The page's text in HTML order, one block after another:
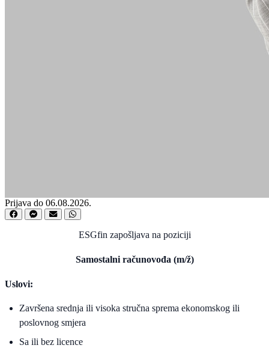
Prijava do 06.08.2026.
ESGfin zapošljava na poziciji
Samostalni računovođa (m/ž)
Uslovi:
Završena srednja ili visoka stručna sprema ekonomskog ili
poslovnog smjera
Sa ili bez licence